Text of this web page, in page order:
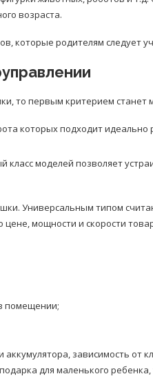
возраста.
которые родителям следует
то первым критерием станет
которых подходит
моделей позволяет
Универсальным типом
мощности и скорости
помещении;
зависимость от
для маленького